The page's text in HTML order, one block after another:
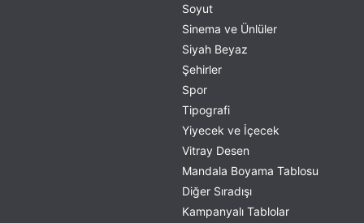
Soyut
Sinema ve Ünlüler
Siyah Beyaz
Şehirler
Spor
Tipografi
Yiyecek ve İçecek
Vitray Desen
Mandala Boyama Tablosu
Diğer Sıradışı
Kampanyalı Tablolar